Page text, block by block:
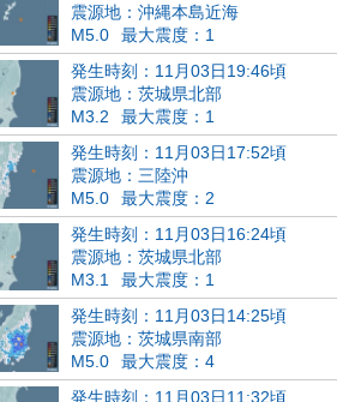
震源地：沖縄本島近海
M5.0
最大震度：1
発生時刻：11月03日19:46頃
震源地：茨城県北部
M3.2
最大震度：1
発生時刻：11月03日17:52頃
震源地：三陸沖
M5.0
最大震度：2
発生時刻：11月03日16:24頃
震源地：茨城県北部
M3.1
最大震度：1
発生時刻：11月03日14:25頃
震源地：茨城県南部
M5.0
最大震度：4
発生時刻：11月03日11:32頃